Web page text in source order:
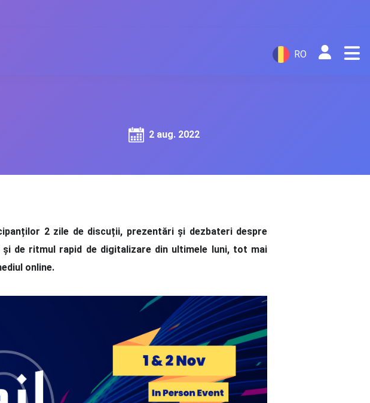
RO
2 aug. 2022
2 zile de discuții, prezentări și dezbateri despre
de ritmul rapid de digitalizare din ultimele luni, tot mai
online.